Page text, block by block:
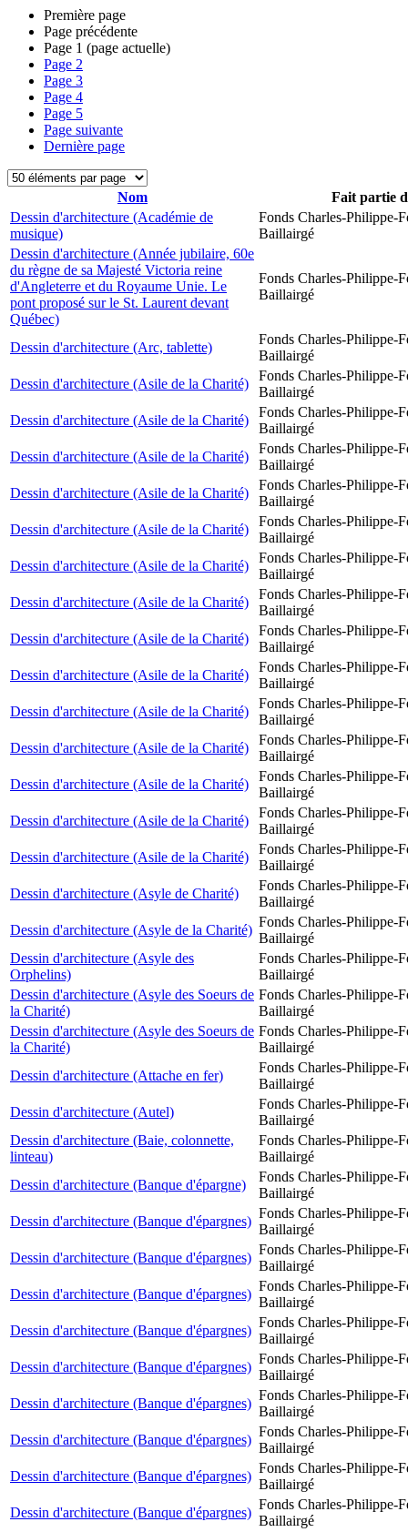
Première page
Page précédente
Page 1 (page actuelle)
Page 2
Page 3
Page 4
Page 5
Page suivante
Dernière page
Nom
Fait partie
Dessin d'architecture (Académie de
musique)
Fonds Charles-Philippe-
Baillairgé
Dessin d'architecture (Année jubilaire, 60e
du règne de sa Majesté Victoria reine
d'Angleterre et du Royaume Unie. Le
pont proposé sur le St. Laurent devant
Québec)
Fonds Charles-Philippe-
Baillairgé
Dessin d'architecture (Arc, tablette)
Fonds Charles-Philippe-
Baillairgé
Dessin d'architecture (Asile de la Charité)
Fonds Charles-Philippe-
Baillairgé
Dessin d'architecture (Asile de la Charité)
Fonds Charles-Philippe-
Baillairgé
Dessin d'architecture (Asile de la Charité)
Fonds Charles-Philippe-
Baillairgé
Dessin d'architecture (Asile de la Charité)
Fonds Charles-Philippe-
Baillairgé
Dessin d'architecture (Asile de la Charité)
Fonds Charles-Philippe-
Baillairgé
Dessin d'architecture (Asile de la Charité)
Fonds Charles-Philippe-
Baillairgé
Dessin d'architecture (Asile de la Charité)
Fonds Charles-Philippe-
Baillairgé
Dessin d'architecture (Asile de la Charité)
Fonds Charles-Philippe-
Baillairgé
Dessin d'architecture (Asile de la Charité)
Fonds Charles-Philippe-
Baillairgé
Dessin d'architecture (Asile de la Charité)
Fonds Charles-Philippe-
Baillairgé
Dessin d'architecture (Asile de la Charité)
Fonds Charles-Philippe-
Baillairgé
Dessin d'architecture (Asile de la Charité)
Fonds Charles-Philippe-
Baillairgé
Dessin d'architecture (Asile de la Charité)
Fonds Charles-Philippe-
Baillairgé
Dessin d'architecture (Asile de la Charité)
Fonds Charles-Philippe-
Baillairgé
Dessin d'architecture (Asyle de Charité)
Fonds Charles-Philippe-
Baillairgé
Dessin d'architecture (Asyle de la Charité)
Fonds Charles-Philippe-
Baillairgé
Dessin d'architecture (Asyle des
Orphelins)
Fonds Charles-Philippe-
Baillairgé
Dessin d'architecture (Asyle des Soeurs de
la Charité)
Fonds Charles-Philippe-
Baillairgé
Dessin d'architecture (Asyle des Soeurs de
la Charité)
Fonds Charles-Philippe-
Baillairgé
Dessin d'architecture (Attache en fer)
Fonds Charles-Philippe-
Baillairgé
Dessin d'architecture (Autel)
Fonds Charles-Philippe-
Baillairgé
Dessin d'architecture (Baie, colonnette,
linteau)
Fonds Charles-Philippe-
Baillairgé
Dessin d'architecture (Banque d'épargne)
Fonds Charles-Philippe-
Baillairgé
Dessin d'architecture (Banque d'épargnes)
Fonds Charles-Philippe-
Baillairgé
Dessin d'architecture (Banque d'épargnes)
Fonds Charles-Philippe-
Baillairgé
Dessin d'architecture (Banque d'épargnes)
Fonds Charles-Philippe-
Baillairgé
Dessin d'architecture (Banque d'épargnes)
Fonds Charles-Philippe-
Baillairgé
Dessin d'architecture (Banque d'épargnes)
Fonds Charles-Philippe-
Baillairgé
Dessin d'architecture (Banque d'épargnes)
Fonds Charles-Philippe-
Baillairgé
Dessin d'architecture (Banque d'épargnes)
Fonds Charles-Philippe-
Baillairgé
Dessin d'architecture (Banque d'épargnes)
Fonds Charles-Philippe-
Baillairgé
Dessin d'architecture (Banque d'épargnes)
Fonds Charles-Philippe-
Baillairgé